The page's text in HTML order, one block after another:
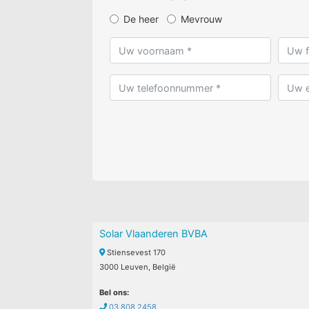
De heer Mevrouw
Solar Vlaanderen BVBA
Stiensevest 170
3000 Leuven, België
Bel ons:
03 808 2458